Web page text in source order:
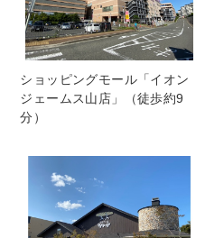
ショッピングモール「イオン
ジェームス山店」（徒歩約9
分）